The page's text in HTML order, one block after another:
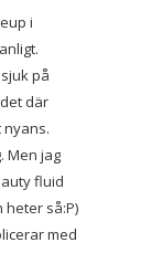
i
på
där
Men jag
fluid
heter så:P)
med